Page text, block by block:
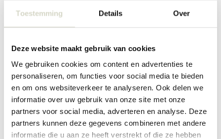
Toestemming Details Over
Deze website maakt gebruik van cookies
We gebruiken cookies om content en advertenties te
personaliseren, om functies voor social media te bieden
en om ons websiteverkeer te analyseren. Ook delen we
informatie over uw gebruik van onze site met onze
partners voor social media, adverteren en analyse. Deze
partners kunnen deze gegevens combineren met andere
informatie die u aan ze heeft verstrekt of die ze hebben
Ø8x7cm
Materiaal: glas
Overige: per glas kunnen er verschillen zijn omdat het met de
hand gemaakt is.
PRODUCTSPECIFICATIES
Artikelnummer 661901